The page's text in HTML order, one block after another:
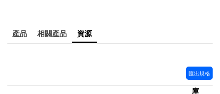
Gratings™
Components | SCHOTT 光
產品 相關產品 資源
匯出規格
庫